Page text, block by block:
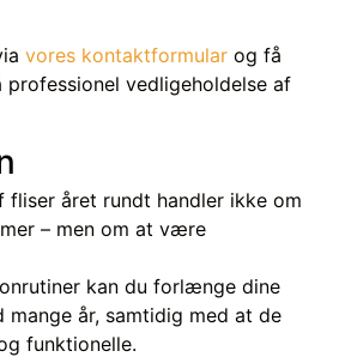
vores kontaktformular og få
professionel vedligeholdelse af
fliser året rundt handler ikke om
– men om at være
kan du forlænge dine
mange år, samtidig med at de
funktionelle.